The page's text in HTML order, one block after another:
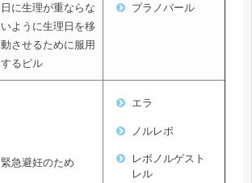
日に生理が重ならな
いように生理日を移
動させるために服用
するピル
プラノバール
緊急避妊のため
エラ
ノルレボ
レボノルゲスト
レル